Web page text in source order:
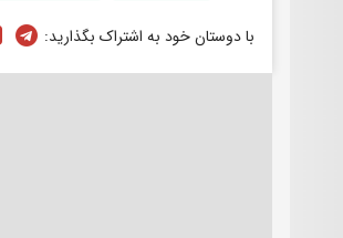
با دوستان خود به اشتراک بگذارید: